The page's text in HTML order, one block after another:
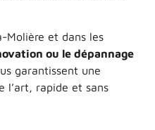
Molière et dans les
ou le dépannage
garantissent une
l’art, rapide et sans